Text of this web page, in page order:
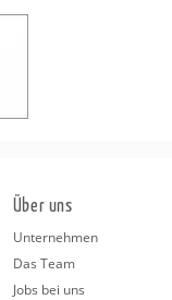
Über uns
Unternehmen
Das Team
Jobs bei uns